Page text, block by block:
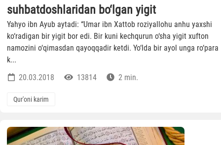
suhbatdoshlaridan bo‘lgan yigit
Yahyo ibn Ayub aytadi: “Umar ibn Xattob roziyallohu anhu yaxshi
ko‘radigan bir yigit bor edi. Bir kuni kechqurun o‘sha yigit xufton
namozini o‘qimasdan qayoqqadir ketdi. Yo‘lda bir ayol unga ro‘para
k...
20.03.2018
13814 2 min.
Qur'oni karim